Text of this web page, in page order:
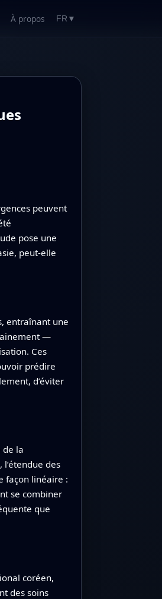
À propos FR ▼
peuvent
pose une
peut‑elle
entraînant une
—
Ces
prédire
d’éviter
de la
des
façon linéaire :
se combiner
que
coréen,
des soins